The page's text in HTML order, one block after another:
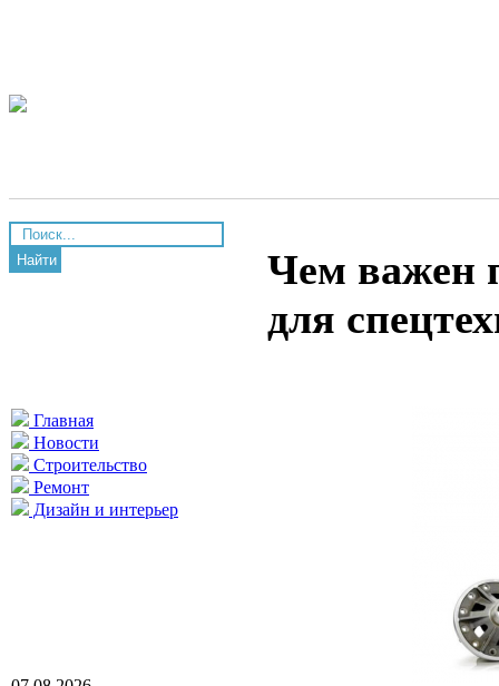
Найти
Главная
Новости
Строительство
Ремонт
Дизайн и интерьер
Чем важен
для